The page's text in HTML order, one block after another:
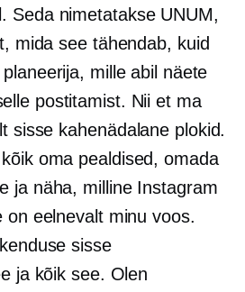
Seda nimetatakse UNUM,
mida see tähendab, kuid
mille abil näete
postitamist. Nii et ma
sisse kahenädalane plokid.
oma pealdised, omada
ja näha, milline Instagram
on eelnevalt minu voos.
sisse
ja kõik see. Olen